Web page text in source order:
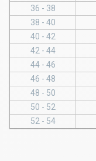
36 - 38
38 - 40
40 - 42
42 - 44
44 - 46
46 - 48
48 - 50
50 - 52
52 - 54